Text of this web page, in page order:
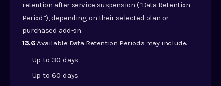
retention after service suspension (“Data Retention
Period”), depending on their selected plan or
purchased add-on.
13.6 Available Data Retention Periods may include:
Up to 30 days
Up to 60 days